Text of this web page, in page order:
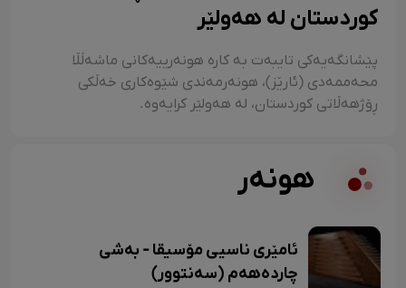
کوردستان لە هەولێر
پێشانگەیەکی تایبەت بە کارە هونەرییەکانی ماشەڵڵا
محەممەدی (ئارێز)، هونەرمەندی شێوەکاری خەڵکی
ڕۆژهەڵاتی کوردستان، لە هەولێر کرایەوە.
هونەر
ئامێری ناسیی مۆسیقا - بەشی
چاردەهەم (سەنتوور)